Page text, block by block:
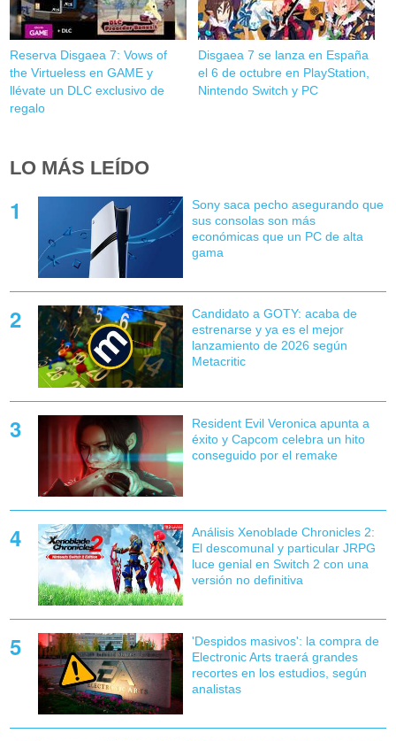
Reserva Disgaea 7: Vows of
the Virtueless en GAME y
llévate un DLC exclusivo de
regalo
Disgaea 7 se lanza en España
el 6 de octubre en PlayStation,
Nintendo Switch y PC
LO MÁS LEÍDO
Sony saca pecho asegurando que
sus consolas son más
económicas que un PC de alta
gama
Candidato a GOTY: acaba de
estrenarse y ya es el mejor
lanzamiento de 2026 según
Metacritic
Resident Evil Veronica apunta a
éxito y Capcom celebra un hito
conseguido por el remake
Análisis Xenoblade Chronicles 2:
El descomunal y particular JRPG
luce genial en Switch 2 con una
versión no definitiva
'Despidos masivos': la compra de
Electronic Arts traerá grandes
recortes en los estudios, según
analistas